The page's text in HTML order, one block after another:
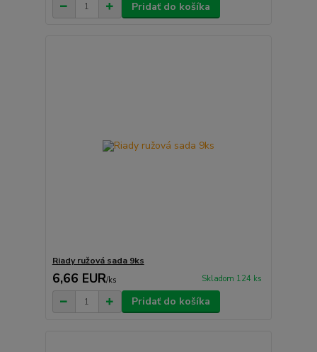
Pridať do košíka
Riady ružová sada 9ks
6,66 EUR/ks Skladom 124 ks
Pridať do košíka